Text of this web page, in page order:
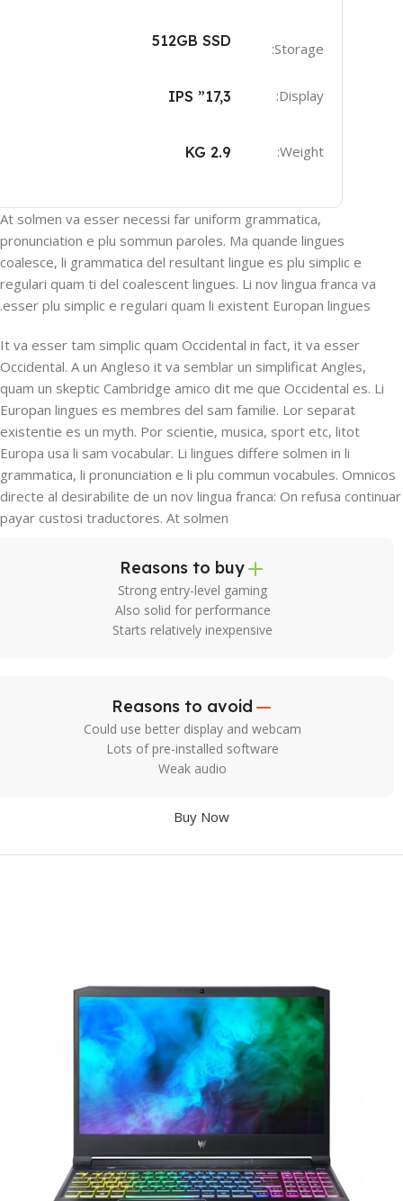
Storage:
512GB SSD
Display:
17,3” IPS
Weight:
2.9 KG
At solmen va esser necessi far uniform grammatica,
pronunciation e plu sommun paroles. Ma quande lingues
coalesce, li grammatica del resultant lingue es plu simplic e
regulari quam ti del coalescent lingues. Li nov lingua franca va
esser plu simplic e regulari quam li existent Europan lingues.
It va esser tam simplic quam Occidental in fact, it va esser
Occidental. A un Angleso it va semblar un simplificat Angles,
quam un skeptic Cambridge amico dit me que Occidental es. Li
Europan lingues es membres del sam familie. Lor separat
existentie es un myth. Por scientie, musica, sport etc, litot
Europa usa li sam vocabular. Li lingues differe solmen in li
grammatica, li pronunciation e li plu commun vocabules. Omnicos
directe al desirabilite de un nov lingua franca: On refusa continuar
payar custosi traductores. At solmen
Reasons to buy
Strong entry-level gaming
Also solid for performance
Starts relatively inexpensive
Reasons to avoid
Could use better display and webcam
Lots of pre-installed software
Weak audio
Buy Now